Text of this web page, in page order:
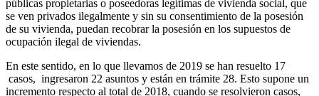
públicas propietarias o poseedoras legítimas de vivienda social, que
se ven privados ilegalmente y sin su consentimiento de la posesión
de su vivienda, puedan recobrar la posesión en los supuestos de
ocupación ilegal de viviendas.
En este sentido, en lo que llevamos de 2019 se han resuelto 17
casos, ingresaron 22 asuntos y están en trámite 28. Esto supone un
incremento respecto al total de 2018, cuando se resolvieron casos,